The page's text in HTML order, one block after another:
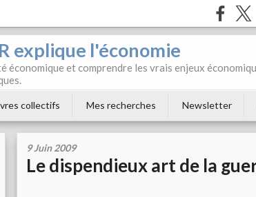
explique l'économie
et comprendre les vrais enjeux
collectifs Mes recherches Newsletter
9 Juin 2009
Le dispendieux art de la